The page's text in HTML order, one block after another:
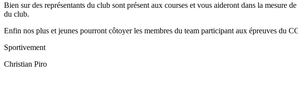
Bien sur des représentants du club sont présent aux courses et vous aideront dans la mesure
du club.
Enfin nos plus et jeunes pourront côtoyer les membres du team participant aux épreuves du
Sportivement
Christian Piro